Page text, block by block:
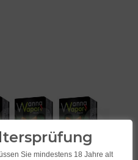
Sie mindestens 18 Jahre alt